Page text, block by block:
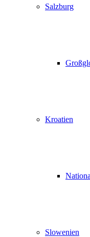
Salzburg
Kroatien
Slowenien